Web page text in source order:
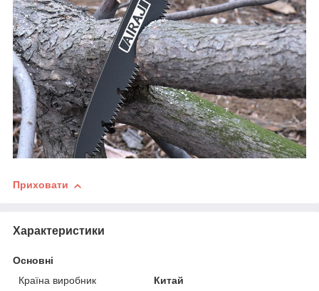
Приховати
Характеристики
Основні
Країна виробник
Китай